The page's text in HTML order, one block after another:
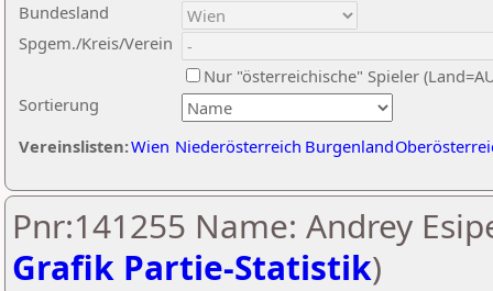
Sortierung
Bundesland
Spgem./Kreis/Verein
Nur "österreichische" Spieler
Vereinslisten:Wien Niederösterreich Burgenland
Pnr:141255 Name: Andrey
Grafik Partie-Statistik)